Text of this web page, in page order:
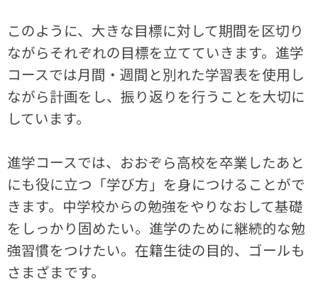
このように、大きな目標に対して期間を区切り
ながらそれぞれの目標を立てていきます。進学
コースでは月間・週間と別れた学習表を使用し
ながら計画をし、振り返りを行うことを大切に
しています。
進学コースでは、おおぞら高校を卒業したあと
にも役に立つ「学び方」を身につけることがで
きます。中学校からの勉強をやりなおして基礎
をしっかり固めたい。進学のために継続的な勉
強習慣をつけたい。在籍生徒の目的、ゴールも
さまざまです。